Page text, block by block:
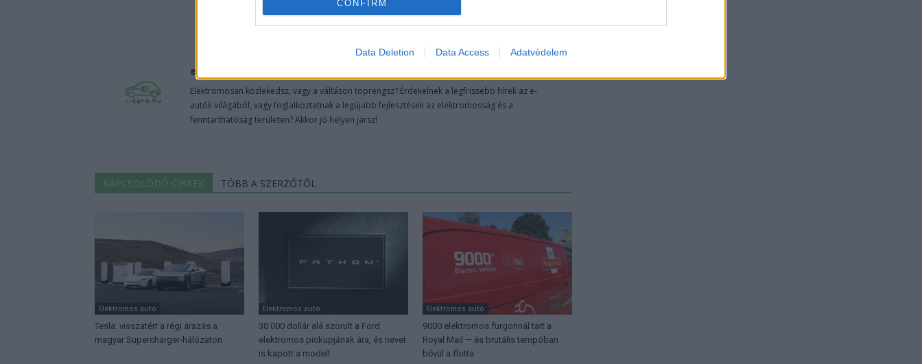
CONFIRM
Data Deletion Data Access Adatvédelem
e-cars.hu
Elektromosan közlekedsz, vagy a váltáson töprengsz? Érdekelnek a legfrissebb hírek az e-
autók világából, vagy foglalkoztatnak a legújabb fejlesztések az elektromosság és a
fenntarthatóság területén? Akkor jó helyen jársz!
KAPCSOLÓDÓ CIKKEK TÖBB A SZERZŐTŐL
Elektromos autó
Tesla: visszatért a régi árazás a
magyar Supercharger-hálózaton
Elektromos autó
30 000 dollár alá szorult a Ford
elektromos pickupjának ára, és nevet
is kapott a modell
Elektromos autó
9000 elektromos furgonnál tart a
Royal Mail — és brutális tempóban
bővül a flotta